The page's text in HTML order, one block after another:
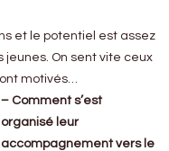
et le potentiel est assez
On sent vite ceux
motivés…
– Comment s’est
organisé leur
accompagnement vers le